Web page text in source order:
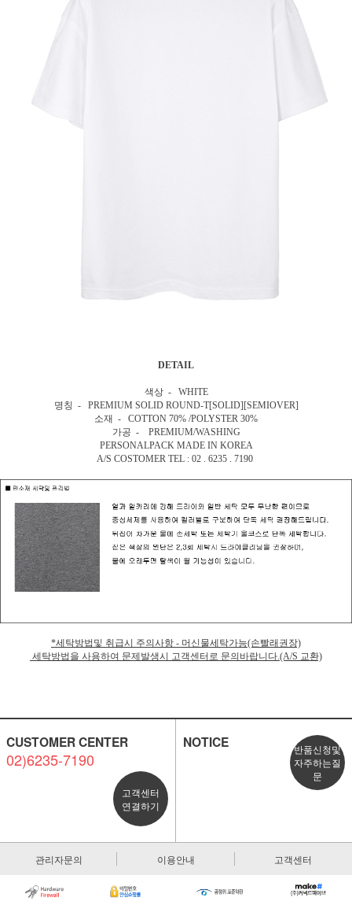
DETAIL
색상 - WHITE
명칭 - PREMIUM SOLID ROUND-T[SOLID][SEMIOVER]
소재 - COTTON 70% /POLYSTER 30%
가공 - PREMIUM/WASHING
PERSONALPACK MADE IN KOREA
A/S COSTOMER TEL : 02 . 6235 . 7190
*세탁방법및 취급시 주의사항 - 머신물세탁가능(손빨래권장)
세탁방법을 사용하여 문제발생시 고객센터로 문의바랍니다.(A/S 교환)
CUSTOMER CENTER
02)6235-7190
고객센터
연결하기
NOTICE
반품신청및
자주하는질
문
관리자문의 이용안내 고객센터